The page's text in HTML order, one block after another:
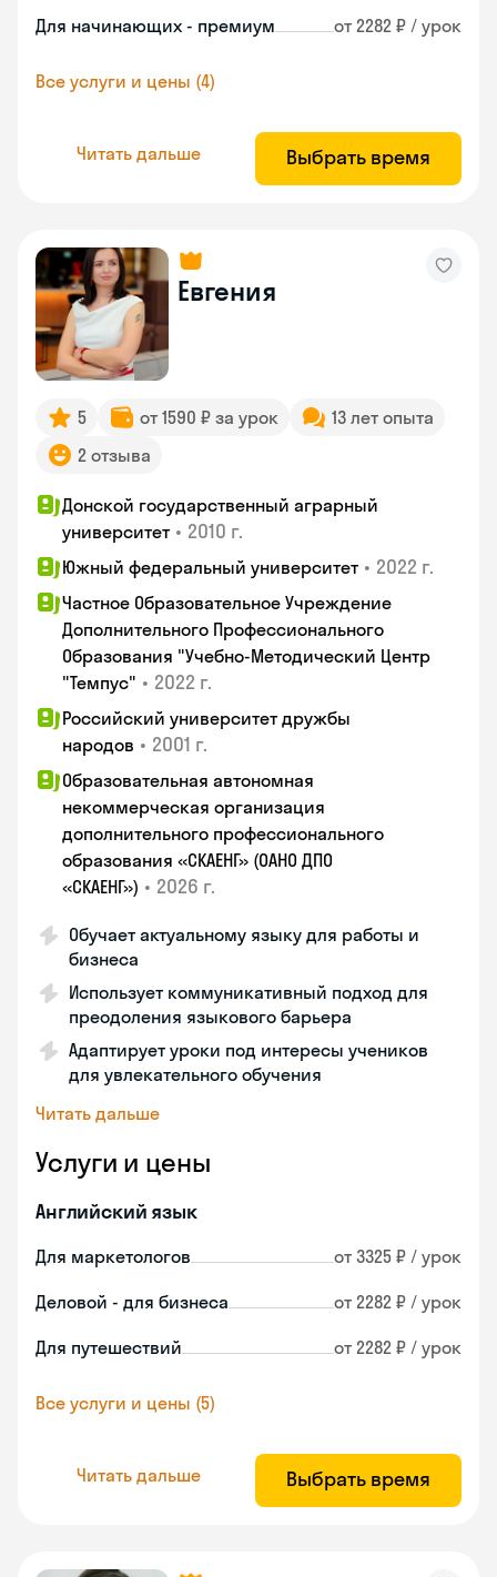
Для начинающих - премиум от 2282 ₽ / урок
Все услуги и цены (4)
Читать дальше Выбрать время
Евгения
5 от 1590 ₽ за урок
13 лет опыта
2 отзыва
Донской государственный аграрный
университет • 2010 г.
Южный федеральный университет • 2022 г.
Частное Образовательное Учреждение
Дополнительного Профессионального
Образования "Учебно-Методический Центр
"Темпус" • 2022 г.
Российский университет дружбы
народов • 2001 г.
Образовательная автономная
некоммерческая организация
дополнительного профессионального
образования «СКАЕНГ» (ОАНО ДПО
«СКАЕНГ») • 2026 г.
Обучает актуальному языку для работы и
бизнеса
Использует коммуникативный подход для
преодоления языкового барьера
Адаптирует уроки под интересы учеников
для увлекательного обучения
Читать дальше
Услуги и цены
Английский язык
Для маркетологов от 3325 ₽ / урок
Деловой - для бизнеса от 2282 ₽ / урок
Для путешествий от 2282 ₽ / урок
Все услуги и цены (5)
Читать дальше Выбрать время